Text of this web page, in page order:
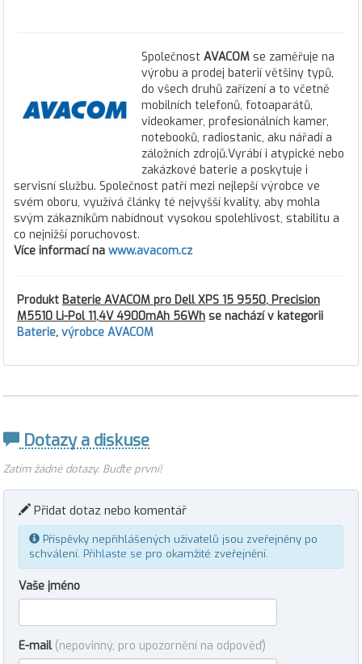
Společnost AVACOM se zaměřuje na
výrobu a prodej baterií většiny typů,
do všech druhů zařízení a to včetně
mobilních telefonů, fotoaparátů,
videokamer, profesionálních kamer,
notebooků, radiostanic, aku nářadí a
záložních zdrojů.Vyrábí i atypické nebo
zakázkové baterie a poskytuje i
servisní službu. Společnost patří mezi nejlepší výrobce ve
svém oboru, využívá články té nejvyšší kvality, aby mohla
svým zákazníkům nabídnout vysokou spolehlivost, stabilitu a
co nejnižší poruchovost.
Více informací na www.avacom.cz
Produkt Baterie AVACOM pro Dell XPS 15 9550, Precision
M5510 Li-Pol 11,4V 4900mAh 56Wh se nachází v kategorii
Baterie, výrobce AVACOM
Dotazy a diskuse
Zatím žádné dotazy. Buďte první!
Přidat dotaz nebo komentář
Příspěvky nepřihlášených uživatelů jsou zveřejněny po
schválení. Přihlaste se pro okamžité zveřejnění.
Vaše jméno
E-mail (nepovinný, pro upozornění na odpověď)